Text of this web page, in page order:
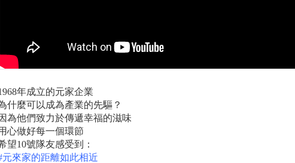
年成立的元家企業
什麼可以成為產業的先驅？
為他們致力於傳遞幸福的滋味
心做好每一個環節
望10號隊友感受到：
元來家的距離如此相近